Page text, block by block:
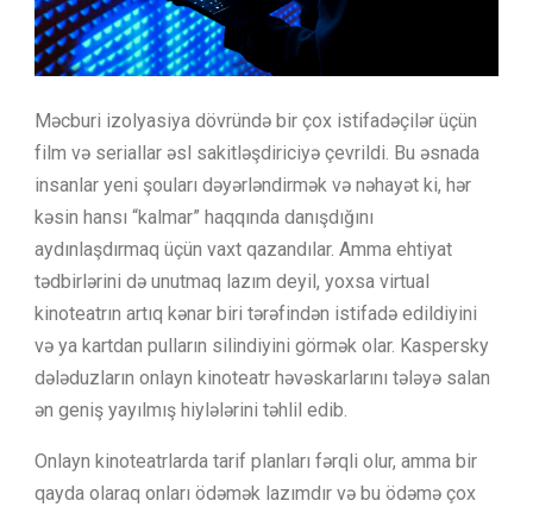
Məcburi izolyasiya dövründə bir çox istifadəçilər üçün
film və seriallar əsl sakitləşdiriciyə çevrildi. Bu əsnada
insanlar yeni şouları dəyərləndirmək və nəhayət ki, hər
kəsin hansı “kalmar” haqqında danışdığını
aydınlaşdırmaq üçün vaxt qazandılar. Amma ehtiyat
tədbirlərini də unutmaq lazım deyil, yoxsa virtual
kinoteatrın artıq kənar biri tərəfindən istifadə edildiyini
və ya kartdan pulların silindiyini görmək olar. Kaspersky
dələduzların onlayn kinoteatr həvəskarlarını tələyə salan
ən geniş yayılmış hiylələrini təhlil edib.
Onlayn kinoteatrlarda tarif planları fərqli olur, amma bir
qayda olaraq onları ödəmək lazımdır və bu ödəmə çox